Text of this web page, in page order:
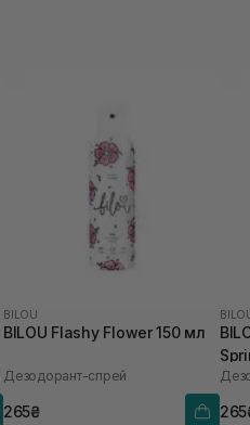
BILOU
BILOU Flashy Flower 150 мл
Дезодорант-спрей
265₴